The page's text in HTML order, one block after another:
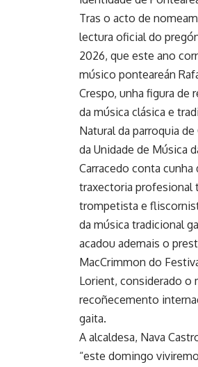
Tras o acto de
lectura oficial do
2026, que este ano
músico ponteareán
Crespo, unha figura de
da música clásica e
Natural da parroquia
da Unidade de Música
Carracedo conta cunha
traxectoria profesional
trompetista e
da música tradicional
acadou ademais o
MacCrimmon do
Lorient, considerado o
recoñecemento
gaita.
A alcaldesa, Nava
“este domingo